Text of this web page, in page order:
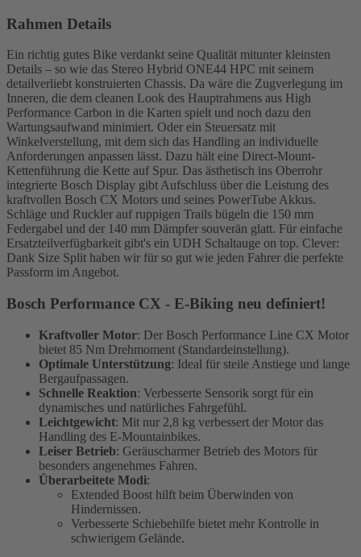
Rahmen Details
Ein richtig gutes Bike verdankt seine Qualität mitunter kleinsten
Details – so wie das Stereo Hybrid ONE44 HPC mit seinem
detailverliebt konstruierten Chassis. Da wäre die Zugverlegung im
Inneren, die dem cleanen Look des Hauptrahmens aus High
Performance Carbon in die Karten spielt und noch dazu den
Wartungsaufwand minimiert. Oder ein Steuersatz mit
Winkelverstellung, mit dem sich das Handling an individuelle
Anforderungen anpassen lässt. Dazu hält eine Direct-Mount-
Kettenführung die Kette auf Spur. Das ästhetisch ins Oberrohr
integrierte Bosch Display gibt Aufschluss über die Leistung des
kraftvollen Bosch CX Motors und seines PowerTube Akkus.
Schläge und Ruckler auf ruppigen Trails bügeln die 150 mm
Federgabel und der 140 mm Dämpfer souverän glatt. Für einfache
Ersatzteilverfügbarkeit gibt's ein UDH Schaltauge on top. Clever:
Dank Size Split haben wir für so gut wie jeden Fahrer die perfekte
Passform im Angebot.
Bosch Performance CX - E-Biking neu definiert!
Kraftvoller Motor: Der Bosch Performance Line CX Motor
bietet 85 Nm Drehmoment (Standardeinstellung).
Optimale Unterstützung: Ideal für steile Anstiege und lange
Bergaufpassagen.
Schnelle Reaktion: Verbesserte Sensorik sorgt für ein
dynamisches und natürliches Fahrgefühl.
Leichtgewicht: Mit nur 2,8 kg verbessert der Motor das
Handling des E-Mountainbikes.
Leiser Betrieb: Geräuscharmer Betrieb des Motors für
besonders angenehmes Fahren.
Überarbeitete Modi:
Extended Boost hilft beim Überwinden von
Hindernissen.
Verbesserte Schiebehilfe bietet mehr Kontrolle in
schwierigem Gelände.